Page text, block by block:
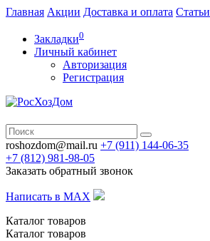
Главная Акции Доставка и оплата Статьи
Закладки0
Личный кабинет
Авторизация
Регистрация
roshozdom@mail.ru +7 (911) 144-06-35
+7 (812) 981-98-05
Заказать обратный звонок
Написать в MAX
Каталог товаров
Каталог товаров